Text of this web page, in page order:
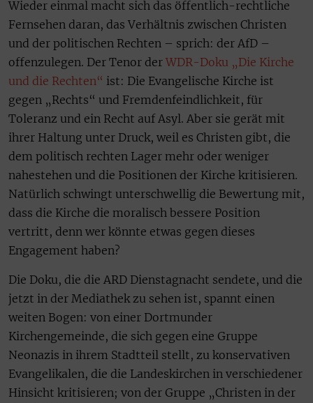
Wieder einmal macht sich das öffentlich-rechtliche
Fernsehen daran, das Verhältnis zwischen Christen
und der politischen Rechten – sprich: der AfD –
offenzulegen. Der Tenor der WDR-Doku „Die Kirche
und die Rechten“ ist: Die Evangelische Kirche ist
gegen „Rechts“ und Fremdenfeindlichkeit, für
Toleranz und ein Recht auf Asyl. Aber sie gerät mit
ihrer Haltung unter Druck, weil es Christen gibt, die
dem politisch rechten Lager mehr oder weniger
nahestehen und die Positionen der Kirche kritisieren.
Natürlich schwingt unterschwellig die Bewertung mit,
dass die Kirche die moralisch bessere Position
vertritt, denn wer könnte etwas gegen dieses
Engagement haben?
Die Doku, die die ARD Dienstagnacht sendete, und die
jetzt in der Mediathek zu sehen ist, spannt einen
weiten Bogen: von einer Dortmunder
Kirchengemeinde, die sich gegen eine Gruppe
Neonazis in ihrem Stadtteil stellt, zu konservativen
Evangelikalen, die die Landeskirchen in verschiedener
Hinsicht kritisieren; von der Gruppe „Christen in der